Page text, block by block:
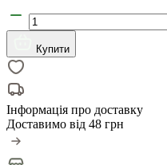
Купити
Інформація про доставку
Доставимо від 48 грн